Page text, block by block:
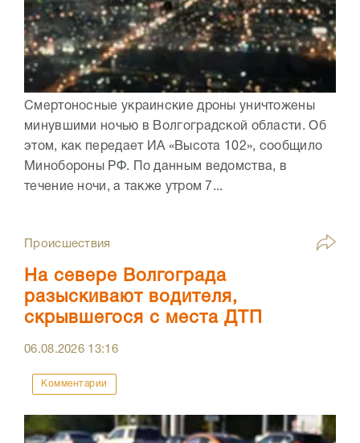
Смертоносные украинские дроны уничтожены
минувшими ночью в Волгоградской области. Об
этом, как передает ИА «Высота 102», сообщило
Минобороны РФ. По данным ведомства, в
течение ночи, а также утром 7...
Происшествия
На севере Волгограда
разыскивают водителя,
скрывшегося с места ДТП
06.08.2026 13:16
Комментарии